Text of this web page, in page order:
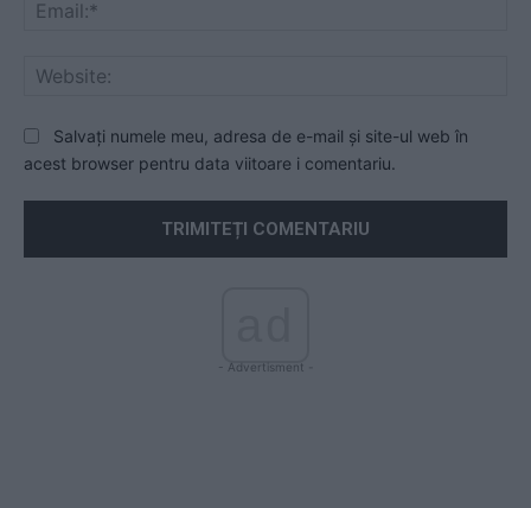
Salvați numele meu, adresa de e-mail și site-ul web în
acest browser pentru data viitoare i comentariu.
- Advertisment -